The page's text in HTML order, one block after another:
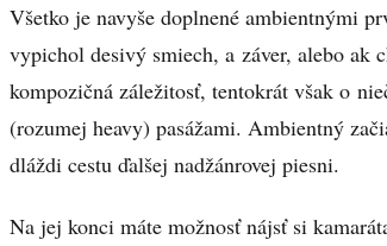
Všetko je navyše doplnené ambientnými
vypichol desivý smiech, a záver, alebo ak
kompozičná záležitosť, tentokrát však o
(rozumej heavy) pasážami. Ambientný
dláždi cestu ďalšej nadžánrovej piesni.
Na jej konci máte možnosť nájsť si